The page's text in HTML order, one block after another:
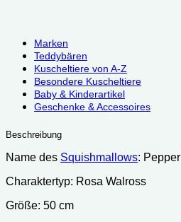
Marken
Teddybären
Kuscheltiere von A-Z
Besondere Kuscheltiere
Baby & Kinderartikel
Geschenke & Accessoires
Beschreibung
Name des Squishmallows: Pepper
Charaktertyp: Rosa Walross
Größe: 50 cm